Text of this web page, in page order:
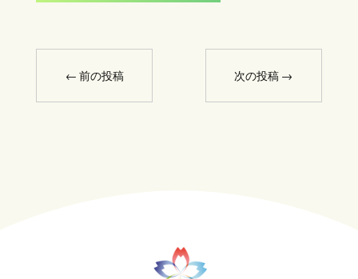
← 前の投稿 次の投稿 →